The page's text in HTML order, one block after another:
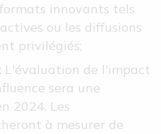
innovants tels
ou les diffusions
privilégiés;
L'évaluation de l'impact
sera une
2024. Les
à mesurer de